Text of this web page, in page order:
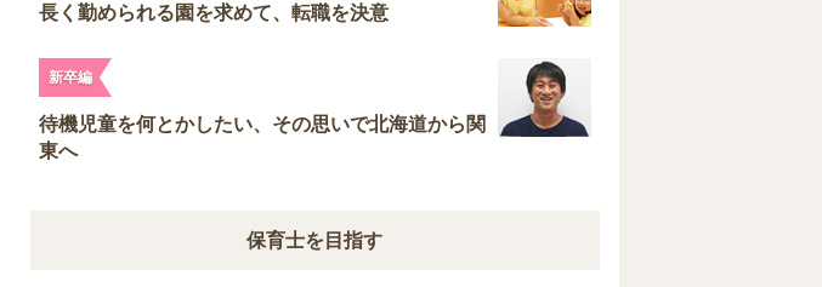
長く勤められる園を求めて、転職を決意
新卒編
待機児童を何とかしたい、その思いで北海道から関
東へ
保育士を目指す